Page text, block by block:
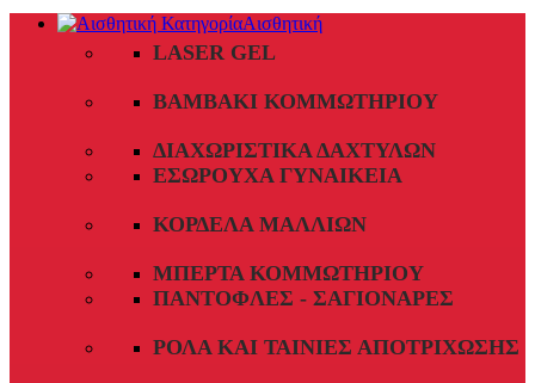
Αισθητική
LASER GEL
ΒΑΜΒΆΚΙ ΚΟΜΜΩΤΗΡΊΟΥ
ΔΙΑΧΩΡΙΣΤΙΚΆ ΔΑΧΤΎΛΩΝ
ΕΣΏΡΟΥΧΑ ΓΥΝΑΙΚΕΊΑ
ΚΟΡΔΈΛΑ ΜΑΛΛΙΏΝ
ΜΠΈΡΤΑ ΚΟΜΜΩΤΗΡΊΟΥ
ΠΑΝΤΌΦΛΕΣ - ΣΑΓΙΟΝΆΡΕΣ
ΡΟΛΆ ΚΑΙ ΤΑΙΝΊΕΣ ΑΠΟΤΡΊΧΩΣΗΣ